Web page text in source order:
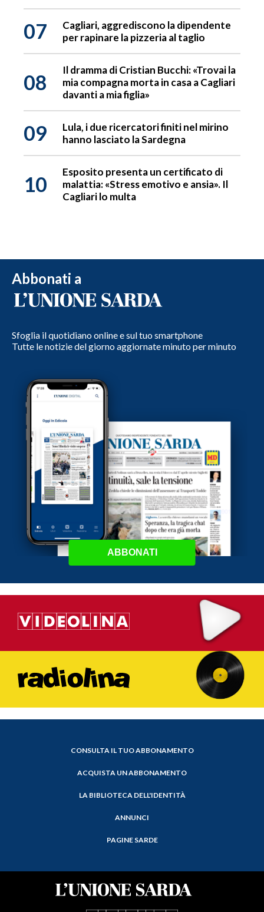
07
Cagliari, aggrediscono la dipendente
per rapinare la pizzeria al taglio
08
Il dramma di Cristian Bucchi: «Trovai la
mia compagna morta in casa a Cagliari
davanti a mia figlia»
09
Lula, i due ricercatori finiti nel mirino
hanno lasciato la Sardegna
10
Esposito presenta un certificato di
malattia: «Stress emotivo e ansia». Il
Cagliari lo multa
Abbonati a
Sfoglia il quotidiano online e sul tuo smartphone
Tutte le notizie del giorno aggiornate minuto per minuto
ABBONATI
CONSULTA IL TUO ABBONAMENTO
ACQUISTA UN ABBONAMENTO
LA BIBLIOTECA DELL'IDENTITÀ
ANNUNCI
PAGINE SARDE